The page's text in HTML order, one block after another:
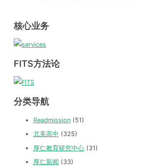
核心业务
FITS方法论
分类导航
Readmission (51)
北美高中 (325)
厚仁教育研究中心 (31)
厚仁新闻 (33)